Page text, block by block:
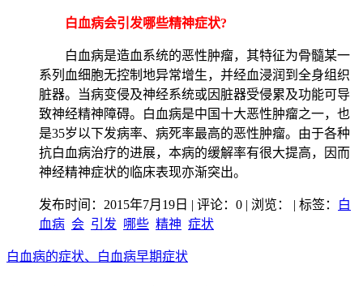
白血病会引发哪些精神症状?
白血病是造血系统的恶性肿瘤，其特征为骨髓某一
系列血细胞无控制地异常增生，并经血浸润到全身组织
脏器。当病变侵及神经系统或因脏器受侵累及功能可导
致神经精神障碍。白血病是中国十大恶性肿瘤之一，也
是35岁以下发病率、病死率最高的恶性肿瘤。由于各种
抗白血病治疗的进展，本病的缓解率有很大提高，因而
神经精神症状的临床表现亦渐突出。
发布时间：2015年7月19日 | 评论：0 | 浏览： | 标签：
白
血病 会 引发 哪些 精神 症状
白血病的症状、白血病早期症状